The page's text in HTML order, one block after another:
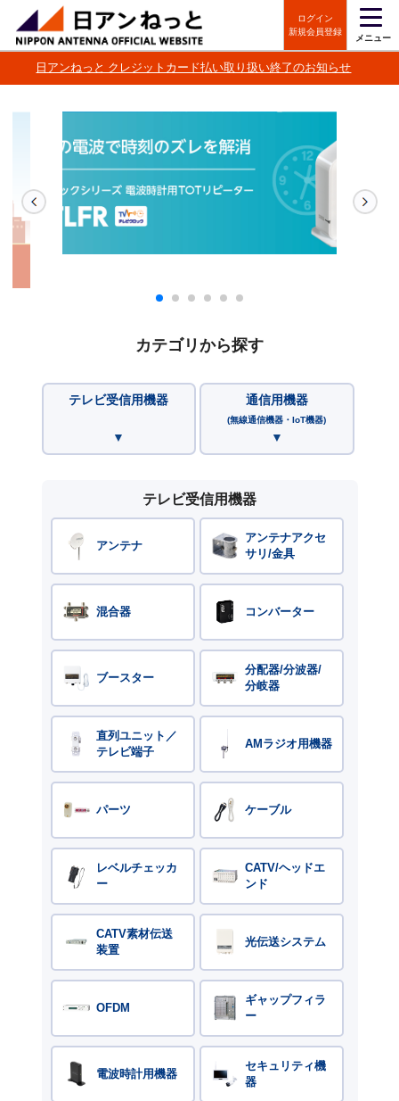
ログイン
新規会員登録
メニュー
日アンねっと クレジットカード払い取り扱い終了のお知らせ
カテゴリから探す
テレビ受信用機器 通信用機器
(無線通信機器・IoT機器)
テレビ受信用機器
アンテナ
アンテナアクセ
サリ/金具
混合器 コンバーター
ブースター
分配器/分波器/
分岐器
直列ユニット／
テレビ端子
AMラジオ用機器
パーツ ケーブル
レベルチェッカ
ー
CATV/ヘッドエ
ンド
CATV素材伝送
装置
光伝送システム
OFDM
ギャップフィラ
ー
電波時計用機器
セキュリティ機
器